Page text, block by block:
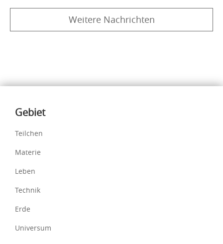
Weitere Nachrichten
Inhalte
Gebiet
Teilchen
Materie
Leben
Technik
Erde
Universum